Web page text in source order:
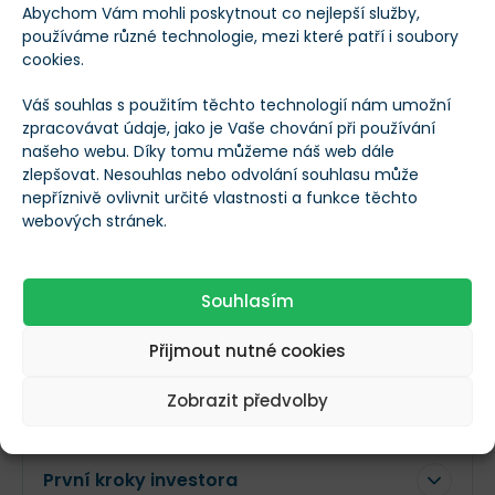
Abychom Vám mohli poskytnout co nejlepší služby,
používáme různé technologie, mezi které patří i soubory
cookies.
Váš souhlas s použitím těchto technologií nám umožní
zpracovávat údaje, jako je Vaše chování při používání
našeho webu. Díky tomu můžeme náš web dále
zlepšovat. Nesouhlas nebo odvolání souhlasu může
nepříznivě ovlivnit určité vlastnosti a funkce těchto
webových stránek.
Souhlasím
Přijmout nutné cookies
Zobrazit předvolby
Co je investice a co ve skutečnosti jen
2. lekce
Investování vs. spekulace: Jaké jsou
rozdíly v možnostech zhodnocování
peněz?
Jak ochránit své portfolio před inflací,
krizí a nepřicházet tak o těžce vydělané
První kroky investora